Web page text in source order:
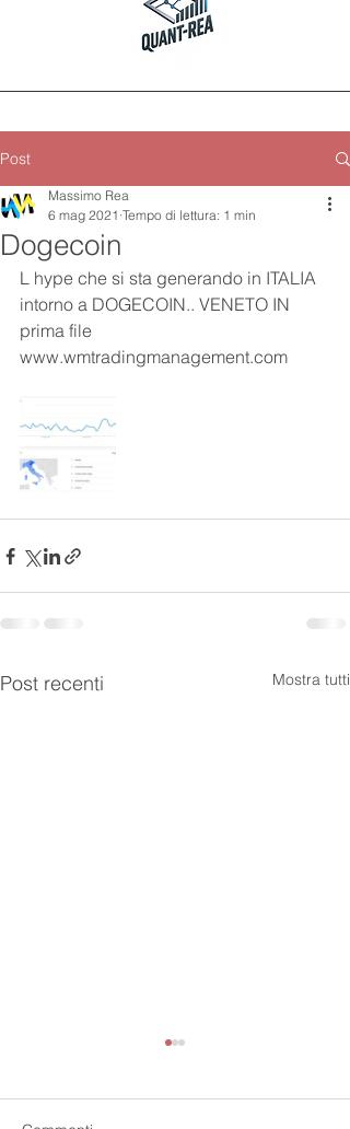
Post
Dogecoin
Massimo Rea
6 mag 2021 Tempo di lettura: 1 min
L hype che si sta generando in ITALIA
intorno a DOGECOIN.. VENETO IN
prima file
www.wmtradingmanagement.com
Post recenti Mostra tutti